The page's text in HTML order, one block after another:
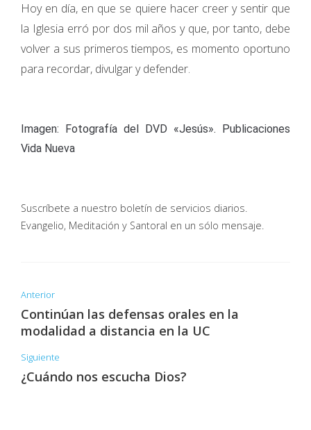
Hoy en día, en que se quiere hacer creer y sentir que
la Iglesia erró por dos mil años y que, por tanto, debe
volver a sus primeros tiempos, es momento oportuno
para recordar, divulgar y defender.
Imagen: Fotografía del DVD «Jesús». Publicaciones
Vida Nueva
Suscríbete a nuestro boletín de servicios diarios.
Evangelio, Meditación y Santoral en un sólo mensaje.
Anterior
Continúan las defensas orales en la
modalidad a distancia en la UC
Siguiente
¿Cuándo nos escucha Dios?